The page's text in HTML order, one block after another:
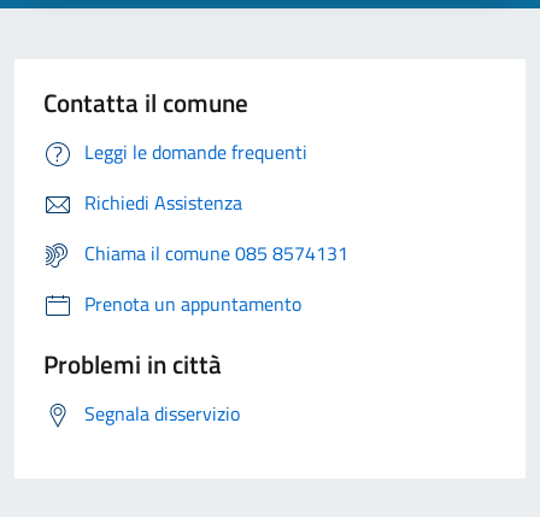
Contatta il comune
Leggi le domande frequenti
Richiedi Assistenza
Chiama il comune 085 8574131
Prenota un appuntamento
Problemi in città
Segnala disservizio